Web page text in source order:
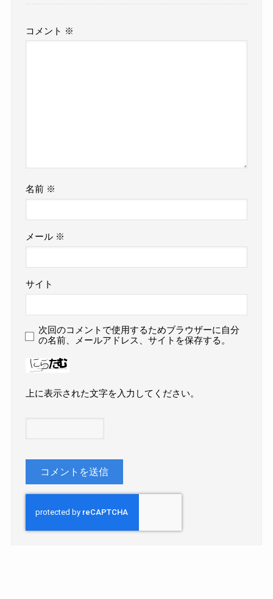
コメント ※
名前 ※
メール ※
サイト
次回のコメントで使用するためブラウザーに自分
の名前、メールアドレス、サイトを保存する。
上に表示された文字を入力してください。